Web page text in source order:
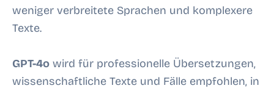
weniger verbreitete Sprachen und komplexere
Texte.
GPT-4o wird für professionelle Übersetzungen,
wissenschaftliche Texte und Fälle empfohlen, in